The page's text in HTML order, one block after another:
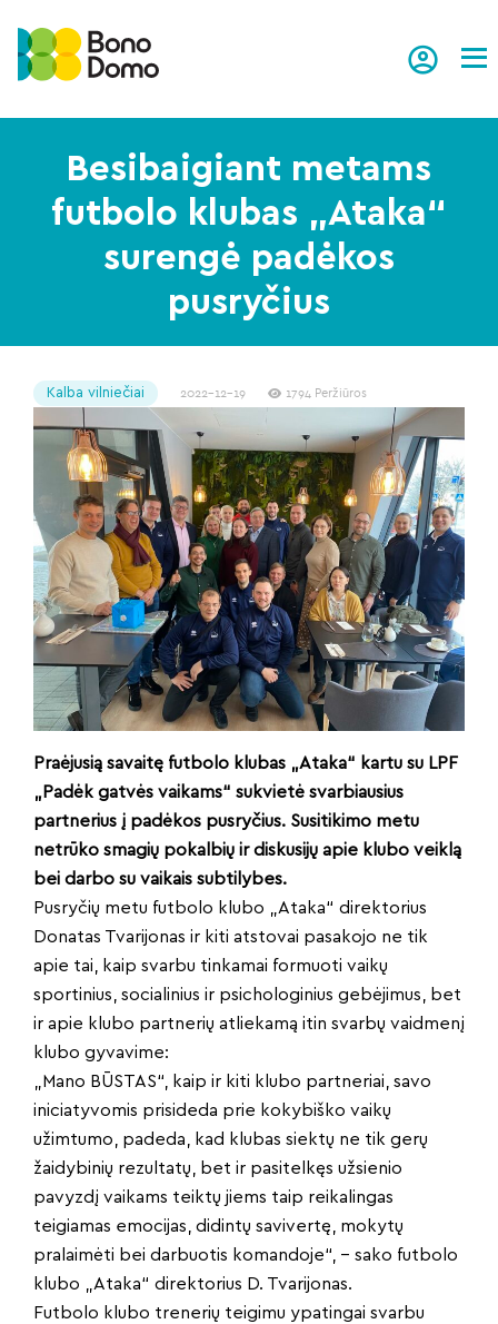
Besibaigiant metams
futbolo klubas „Ataka“
surengė padėkos
pusryčius
Kalba vilniečiai 2022-12-19 1794 Peržiūros
Praėjusią savaitę futbolo klubas „Ataka“ kartu su LPF
„Padėk gatvės vaikams“ sukvietė svarbiausius
partnerius į padėkos pusryčius. Susitikimo metu
netrūko smagių pokalbių ir diskusijų apie klubo veiklą
bei darbo su vaikais subtilybes.
Pusryčių metu futbolo klubo „Ataka“ direktorius
Donatas Tvarijonas ir kiti atstovai pasakojo ne tik
apie tai, kaip svarbu tinkamai formuoti vaikų
sportinius, socialinius ir psichologinius gebėjimus, bet
ir apie klubo partnerių atliekamą itin svarbų vaidmenį
klubo gyvavime:
„Mano BŪSTAS“, kaip ir kiti klubo partneriai, savo
iniciatyvomis prisideda prie kokybiško vaikų
užimtumo, padeda, kad klubas siektų ne tik gerų
žaidybinių rezultatų, bet ir pasitelkęs užsienio
pavyzdį vaikams teiktų jiems taip reikalingas
teigiamas emocijas, didintų savivertę, mokytų
pralaimėti bei darbuotis komandoje“, – sako futbolo
klubo „Ataka“ direktorius D. Tvarijonas.
Futbolo klubo trenerių teigimu ypatingai svarbu